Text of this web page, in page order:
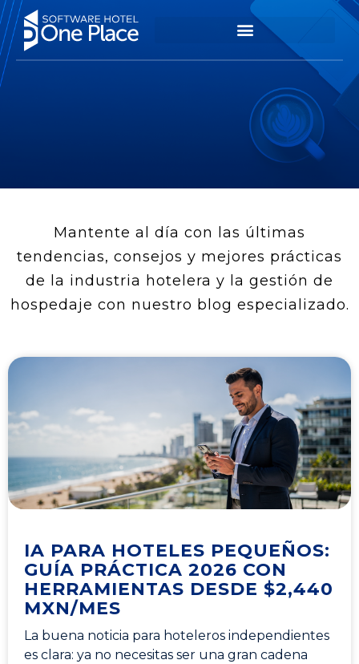
Mantente al día con las últimas
tendencias, consejos y mejores prácticas
de la industria hotelera y la gestión de
hospedaje con nuestro blog especializado.
IA PARA HOTELES PEQUEÑOS:
GUÍA PRÁCTICA 2026 CON
HERRAMIENTAS DESDE $2,440
MXN/MES
La buena noticia para hoteleros independientes
es clara: ya no necesitas ser una gran cadena